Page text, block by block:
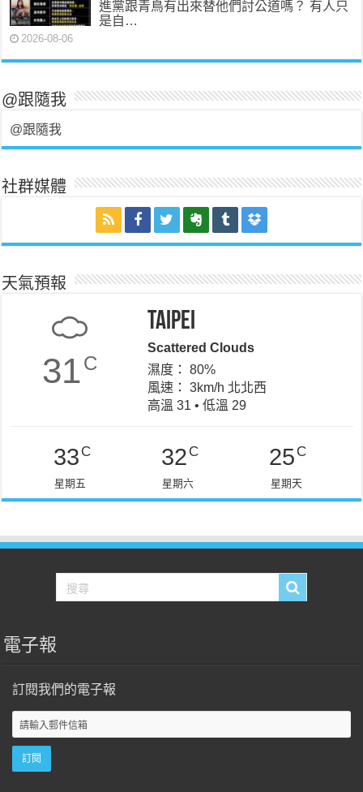
進黨跟青鳥有出來替他們討公道嗎？ 有人只
是自…
2026-08-06
@跟隨我
@跟隨我
社群媒體
天氣預報
31C
Taipei
Scattered Clouds
濕度： 80%
風速： 3km/h 北北西
高溫 31 • 低溫 29
33 C
星期五
32 C
星期六
25 C
星期天
電子報
訂閱我們的電子報